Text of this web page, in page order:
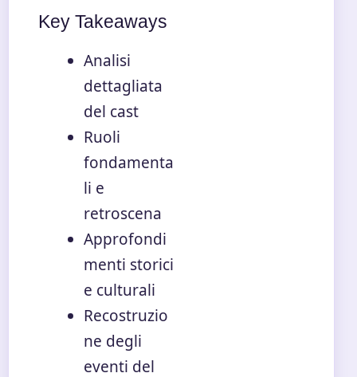
Key Takeaways
Analisi
dettagliata
del cast
Ruoli
fondamenta
li e
retroscena
Approfondi
menti storici
e culturali
Recostruzio
ne degli
eventi del